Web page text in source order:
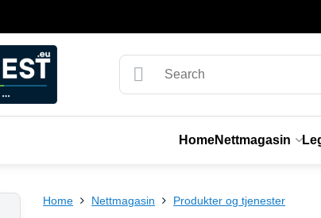
HomeNettmagasin
Home Nettmagasin Produkter og tjenester